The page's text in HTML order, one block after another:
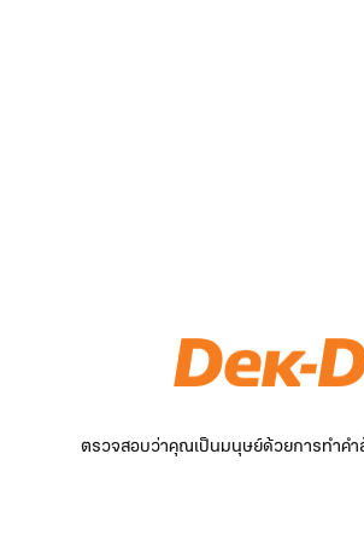
ตรวจสอบว่าคุณเป็นมนุษย์ด้วยการทำคำ